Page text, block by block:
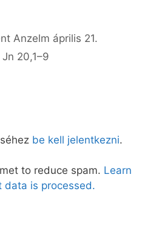
Anzelm április 21.
20,1–9
be kell jelentkezni.
to reduce spam. Learn
data is processed.